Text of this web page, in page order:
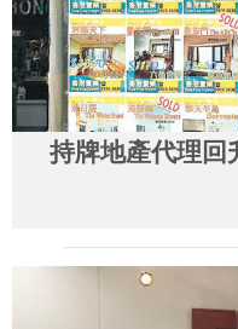
持牌地產代理回